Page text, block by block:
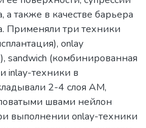
а также в качестве барьера
Применяли три техники
onlay
sandwich (комбинированная
inlay-техники в
2-4 слоя АМ,
швами нейлон
выполнении onlay-техники